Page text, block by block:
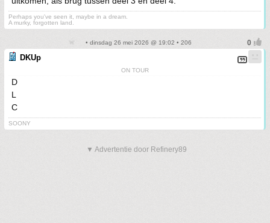
Perhaps you've seen it, maybe in a dream.
A murky, forgotten land.
• dinsdag 26 mei 2026 @ 19:02 • 206
DKUp
ON TOUR
D
L
C
SOONY
▼ Advertentie door Refinery89